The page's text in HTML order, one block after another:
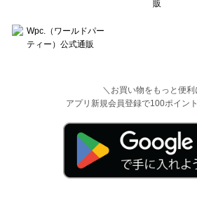
＼お買い物をもっと便利
アプリ新規会員登録で100ポイン